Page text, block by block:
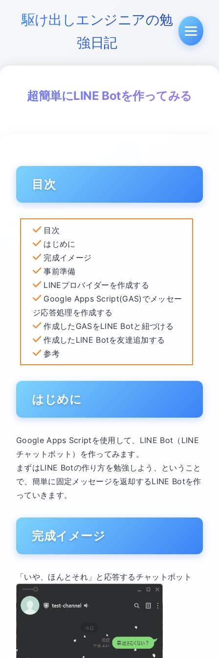
駆け出しエンジニアの勉
強日記
超簡単にLINE Botを作ってみる
目次
目次
はじめに
完成イメージ
事前準備
LINEプロバイダーを作成する
Google Apps Script(GAS)でメッセー
ジ応答処理を作成する
作成したGASをLINE Botと紐づける
作成したLINE Botを友達追加する
参考
はじめに
Google Apps Scriptを使用して、LINE Bot（LINE
チャットボット）を作ってみます。
まずはLINE Botの作り方を勉強しよう、ということ
で、簡単に固定メッセージを返却するLINE Botを作
っていきます。
完成イメージ
「いや、ほんとそれ」と応答するチャットボット